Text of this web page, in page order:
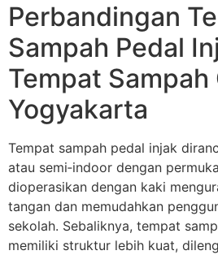
Perbandingan
Sampah Pedal
Tempat
Yogyakarta
Tempat sampah pedal injak
atau semi‑indoor dengan
dioperasikan dengan kaki
tangan dan memudahkan
sekolah. Sebaliknya, tempat
memiliki struktur lebih kuat,